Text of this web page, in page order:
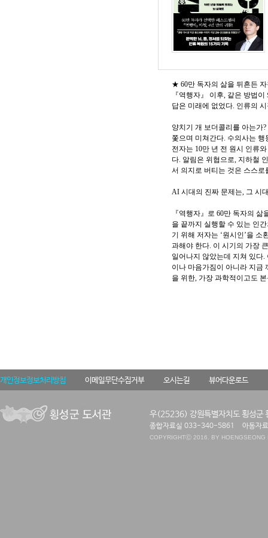
★ 60만 독자의 삶을 뒤흔든
『역행자』 이후, 같은 방법
답은 미래에 없었다. 인류의
양치기 개 보더콜리를 아는가
쫓으며 미쳐간다. 수의사는
전자는 10만 년 전 원시 인류
다. 알림은 위협으로, 지하철
서 의지로 버티는 것은 스스
AI 시대의 진짜 문제는, 그 시
『역행자』로 60만 독자의
을 끝까지 실행할 수 있는 인
기 위해 저자는 ‘원시인’을
과해야 한다. 이 시기의 가장
일어나지 않았는데 지쳐 있다
이나 마음가짐이 아니라 지금
을 위한, 가장 과학적이고도
개인정보정보처리방침 이메일무단수집거부 오시는길 뷰어다운로드
우(25236) 강원특별자치도 횡성군
종합자료실 033-340-5861 아동자
COPYRIGHTⒸ 2016. BY HOENGSEONG